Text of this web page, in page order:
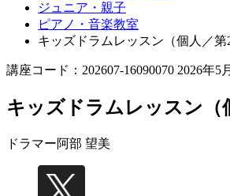
ジュニア・親子
ピアノ・音楽教室
キッズドラムレッスン（個人／第2
講座コード：202607-16090070 2026年5
キッズドラムレッスン（
ドラマー阿部 望美